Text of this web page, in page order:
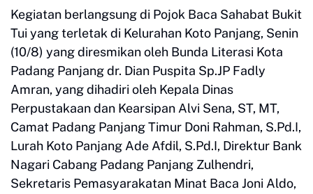
Kegiatan berlangsung di Pojok Baca Sahabat Bukit
Tui yang terletak di Kelurahan Koto Panjang, Senin
(10/8) yang diresmikan oleh Bunda Literasi Kota
Padang Panjang dr. Dian Puspita Sp.JP Fadly
Amran, yang dihadiri oleh Kepala Dinas
Perpustakaan dan Kearsipan Alvi Sena, ST, MT,
Camat Padang Panjang Timur Doni Rahman, S.Pd.I,
Lurah Koto Panjang Ade Afdil, S.Pd.I, Direktur Bank
Nagari Cabang Padang Panjang Zulhendri,
Sekretaris Pemasyarakatan Minat Baca Joni Aldo,